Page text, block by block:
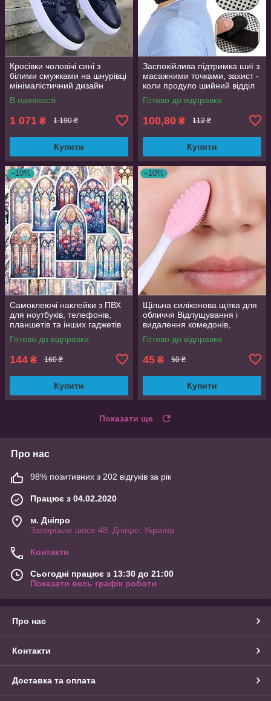
Кросівки чоловічі сині з
білими смужками на шнурівці
мінімалістичний дизайн
розмір 44 (EU 43.5, стелька
27.5 см)
В наявності
1 071 ₴ 1 190 ₴
Купити
Заспокійлива підтримка шиї з
масажними точками, захист -
коли продуло шийний відділ
хребта
Готово до відправки
100,80 ₴ 112 ₴
Купити
–10%
Самоклеючі наклейки з ПВХ
для ноутбуків, телефонів,
планшетів та інших гаджетів
50 шт. яскраві дизайни
Готово до відправки
144 ₴ 160 ₴
Купити
–10%
Щільна силіконова щітка для
обличчя Відлущування і
видалення комедонів,
текстурна поверхня
Готово до відправки
45 ₴ 50 ₴
Купити
Показати ще
Про нас
98% позитивних з 202 відгуків за рік
Працює з 04.02.2020
м. Дніпро
Запорізьке шосе 48, Дніпро, Україна
Контакти
Сьогодні працює з 13:30 до 21:00
Показати весь графік роботи
Про нас
Контакти
Доставка та оплата